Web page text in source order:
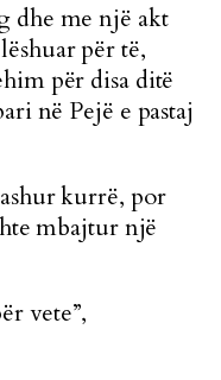
dhe me një akt
për të,
për disa ditë
në Pejë e pastaj
kurrë, por
mbajtur një
vete”,